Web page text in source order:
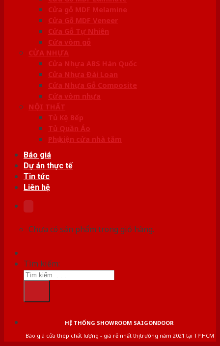
Cửa gỗ MDF Melamine
Cửa Gỗ MDF Veneer
Cửa Gỗ Tự Nhiên
Cửa vòm gỗ
CỬA NHỰA
Cửa Nhựa ABS Hàn Quốc
Cửa Nhựa Đài Loan
Cửa Nhựa Gỗ Composite
Cửa vòm nhựa
NỘI THẤT
Tủ Kệ Bếp
Tủ Quần Áo
Phụ kiện cửa nhà tắm
Báo giá
Dự án thực tế
Tin tức
Liên hệ
Chưa có sản phẩm trong giỏ hàng.
Tìm kiếm:
HỆ THỐNG SHOWROOM SAIGONDOOR
Báo giá cửa thép chất lượng - giá rẻ nhất thị trường năm 2021 tại TP.HCM